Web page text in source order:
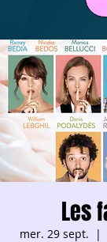
Les
mer. 29 sept.
  |